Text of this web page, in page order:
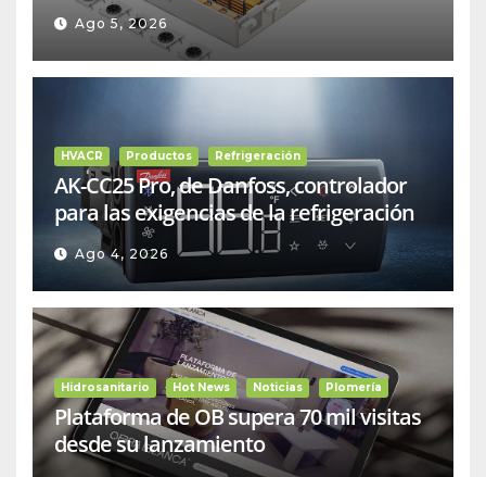
Ago 5, 2026
HVACR Productos Refrigeración
AK-CC25 Pro, de Danfoss, controlador
para las exigencias de la refrigeración
comercial
Ago 4, 2026
Hidrosanitario Hot News Noticias Plomería
Plataforma de OB supera 70 mil visitas
desde su lanzamiento